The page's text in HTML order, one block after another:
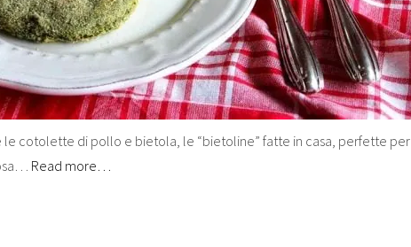
le cotolette di pollo e bietola, le “bietoline” fatte in casa, perfette per
Read more…